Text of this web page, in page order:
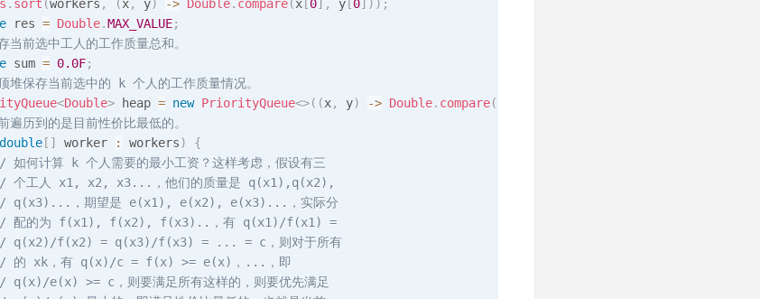
. sort (workers , (x, y) -> Double. compare(x[0] , y[0] ) ) ;
res = Double.MAX_VALUE;
前选中工人的工作质量总和。
sum = 0.0F;
保存当前选中的 k 个人的工作质量情况。
<Double> heap = new PriorityQueue<>( (x, y) -> Double. compare(
历到的是目前性价比最低的。
double[ ] worker : workers)
{
如何计算 k 个人需要的最小工资？这样考虑，假设有三
个工人 x1, x2, x3...，他们的质量是 q(x1),q(x2),
q(x3)...，期望是 e(x1), e(x2), e(x3)...，实际分
配的为 f(x1), f(x2), f(x3)..，有 q(x1)/f(x1) =
q(x2)/f(x2) = q(x3)/f(x3) = ... = c，则对于所有
的 xk，有 q(x)/c = f(x) >= e(x)，...，即
q(x)/e(x) >= c，则要满足所有这样的，则要优先满足